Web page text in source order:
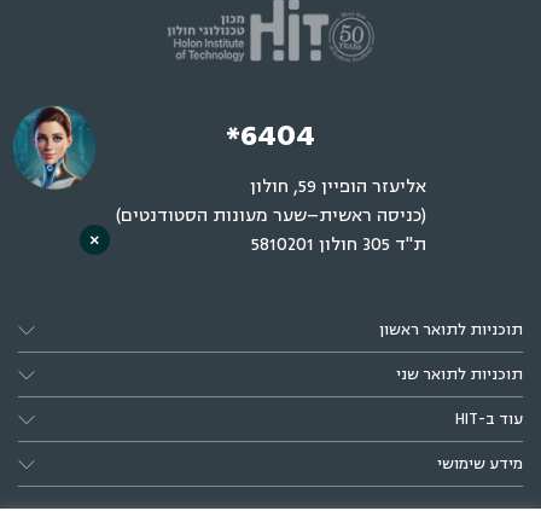
*6404
אליעזר הופיין 59, חולון
(כניסה ראשית–שער מעונות הסטודנטים)
ת"ד 305 חולון 5810201
תוכניות לתואר ראשון
תוכניות לתואר שני
עוד ב-HIT
מידע שימושי
×